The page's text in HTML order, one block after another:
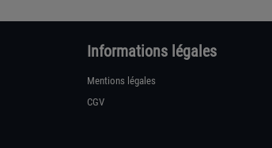
Informations légales
Mentions légales
CGV